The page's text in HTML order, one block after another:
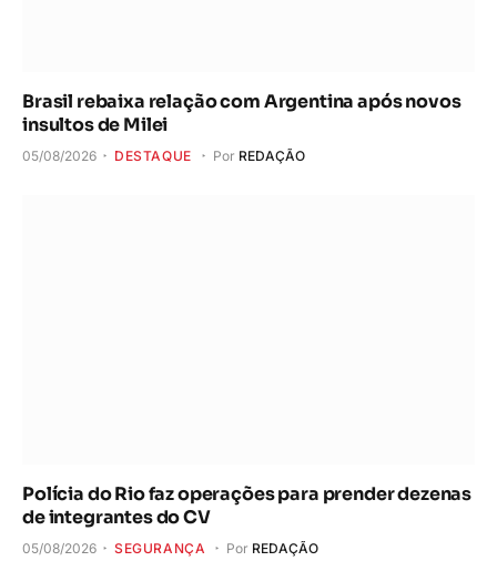
Brasil rebaixa relação com Argentina após novos
insultos de Milei
05/08/2026 DESTAQUE Por REDAÇÃO
Polícia do Rio faz operações para prender dezenas
de integrantes do CV
05/08/2026 SEGURANÇA Por REDAÇÃO